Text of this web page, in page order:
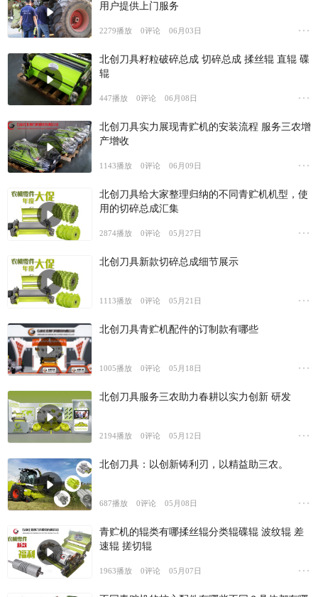
用户提供上门服务
2279播放 0评论 06月03日
北创刀具籽粒破碎总成 切碎总成 揉丝辊 直辊 碟
辊
447播放 0评论 06月08日
北创刀具实力展现青贮机的安装流程 服务三农增
产增收
1143播放 0评论 06月09日
北创刀具给大家整理归纳的不同青贮机机型，使
用的切碎总成汇集
2874播放 0评论 05月27日
北创刀具新款切碎总成细节展示
1113播放 0评论 05月21日
北创刀具青贮机配件的订制款有哪些
1005播放 0评论 05月18日
北创刀具服务三农助力春耕以实力创新 研发
2194播放 0评论 05月12日
北创刀具：以创新铸利刃，以精益助三农。
687播放 0评论 05月08日
青贮机的辊类有哪揉丝辊分类辊碟辊 波纹辊 差
速辊 搓切辊
1963播放 0评论 05月07日